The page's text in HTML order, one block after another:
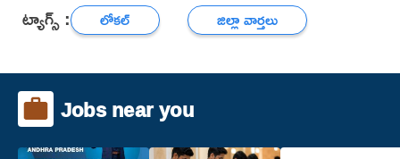
ట్యాగ్స్ : లోకల్ జిల్లా వార్తలు
Jobs near you